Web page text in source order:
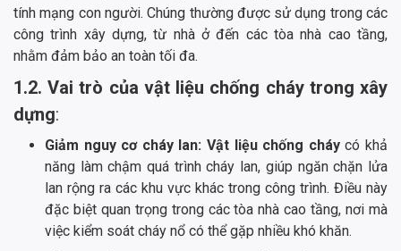
tính mạng con người. Chúng thường được sử dụng trong các
công trình xây dựng, từ nhà ở đến các tòa nhà cao tầng,
nhằm đảm bảo an toàn tối đa.
1.2. Vai trò của vật liệu chống cháy trong xây
dựng:
Giảm nguy cơ cháy lan: Vật liệu chống cháycó khả
năng làm chậm quá trình cháy lan, giúp ngăn chặn lửa
lan rộng ra các khu vực khác trong công trình. Điều này
đặc biệt quan trọng trong các tòa nhà cao tầng, nơi mà
việc kiểm soát cháy nổ có thể gặp nhiều khó khăn.